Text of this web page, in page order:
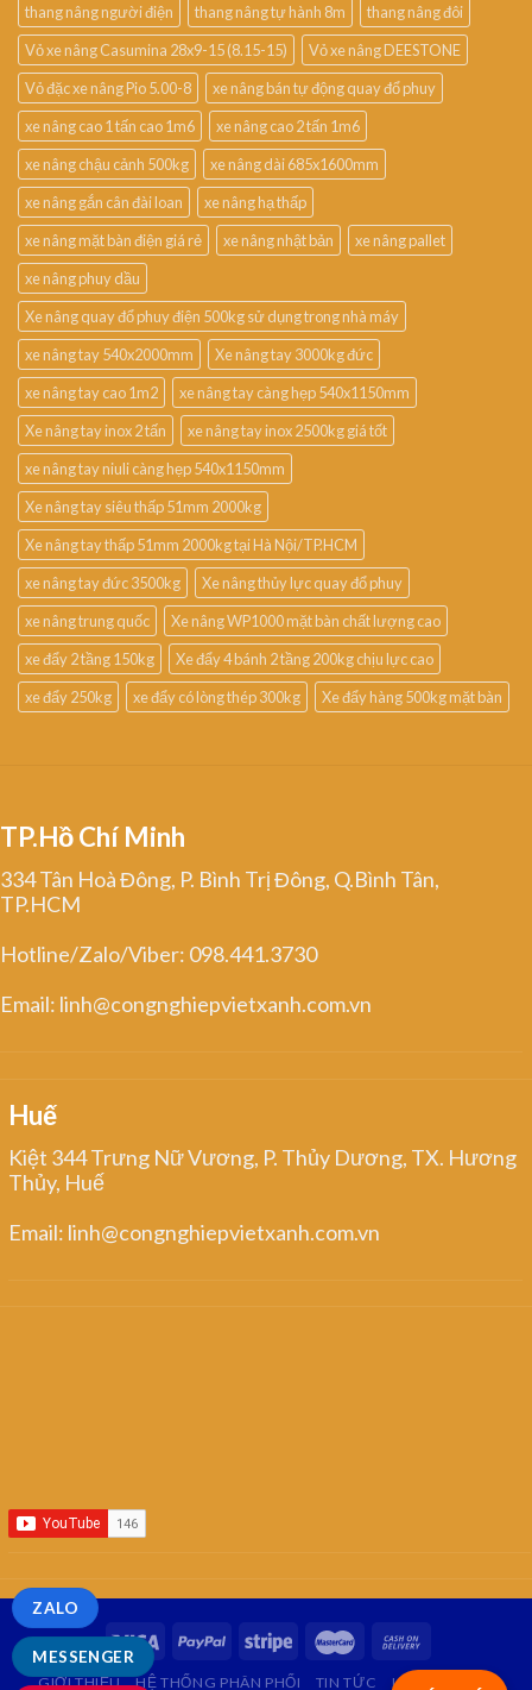
thang nâng người điện
thang nâng tự hành 8m
thang nâng đôi
Vỏ xe nâng Casumina 28x9-15 (8.15-15)
Vỏ xe nâng DEESTONE
Vỏ đặc xe nâng Pio 5.00-8
xe nâng bán tự động quay đổ phuy
xe nâng cao 1 tấn cao 1m6
xe nâng cao 2 tấn 1m6
xe nâng chậu cảnh 500kg
xe nâng dài 685x1600mm
xe nâng gắn cân đài loan
xe nâng hạ thấp
xe nâng mặt bàn điện giá rẻ
xe nâng nhật bản
xe nâng pallet
xe nâng phuy dầu
Xe nâng quay đổ phuy điện 500kg sử dụng trong nhà máy
xe nâng tay 540x2000mm
Xe nâng tay 3000kg đức
xe nâng tay cao 1m2
xe nâng tay càng hẹp 540x1150mm
Xe nâng tay inox 2 tấn
xe nâng tay inox 2500kg giá tốt
xe nâng tay niuli càng hẹp 540x1150mm
Xe nâng tay siêu thấp 51mm 2000kg
Xe nâng tay thấp 51mm 2000kg tại Hà Nội/TP.HCM
xe nâng tay đức 3500kg
Xe nâng thủy lực quay đổ phuy
xe nâng trung quốc
Xe nâng WP1000 mặt bàn chất lượng cao
xe đẩy 2 tầng 150kg
Xe đẩy 4 bánh 2 tầng 200kg chịu lực cao
xe đẩy 250kg
xe đẩy có lòng thép 300kg Xe đẩy hàng 500kg mặt bàn
TP.Hồ Chí Minh
334 Tân Hoà Đông, P. Bình Trị Đông, Q.Bình Tân,
TP.HCM
Hotline/Zalo/Viber: 098.441.3730
Email: linh@congnghiepvietxanh.com.vn
Huế
Kiệt 344 Trưng Nữ Vương, P. Thủy Dương, TX. Hương
Thủy, Huế
Email: linh@congnghiepvietxanh.com.vn
GIỚI THIỆU HỆ THỐNG PHÂN PHỐI TIN TỨC LIÊN HỆ
MESSENGER
ZALO